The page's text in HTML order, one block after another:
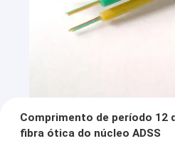
Comprimento de período 12
fibra ótica do núcleo ADSS